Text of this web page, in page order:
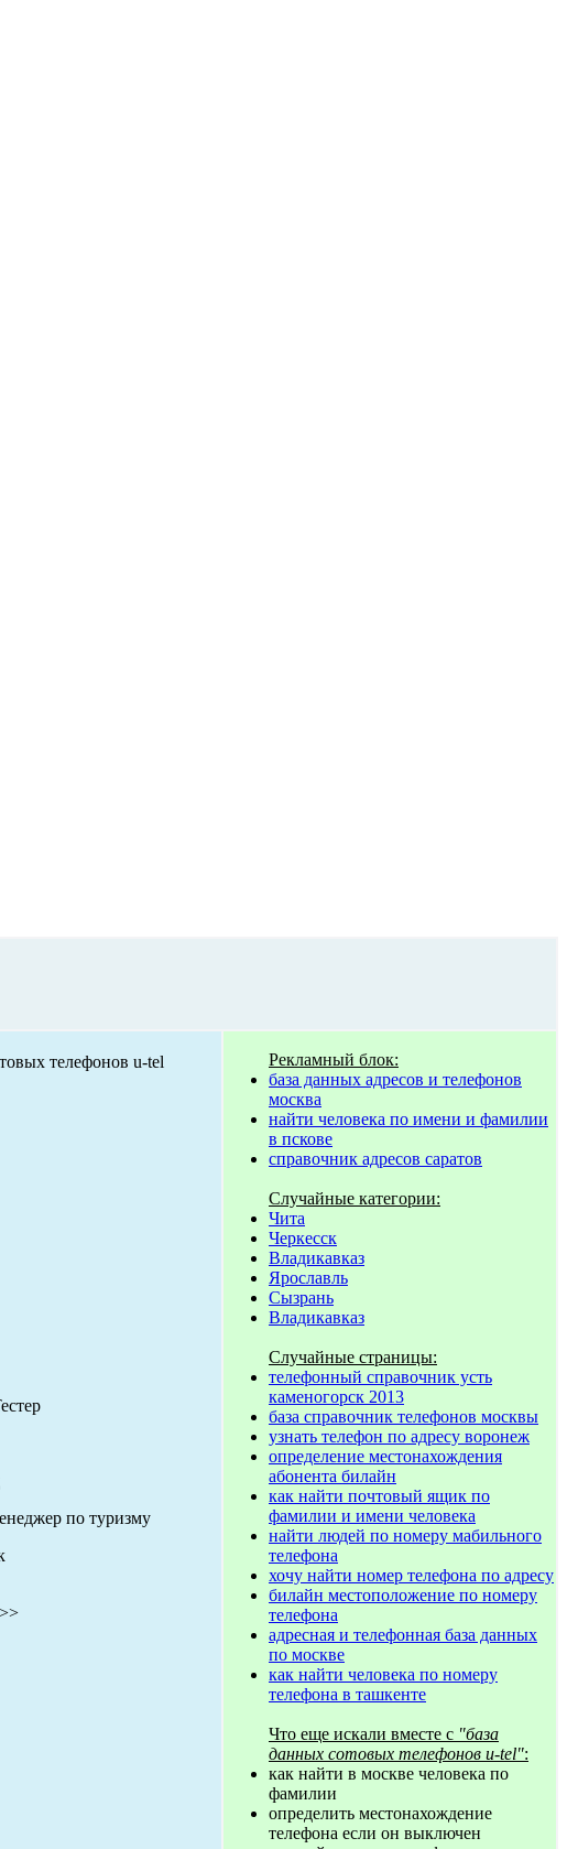
по туризму
Рекламный блок:
база данных адресов и телефонов
москва
найти человека по имени и фамилии
в пскове
справочник адресов саратов
Случайные категории:
Чита
Черкесск
Владикавказ
Ярославль
Сызрань
Владикавказ
Случайные страницы:
телефонный справочник усть
каменогорск 2013
база справочник телефонов москвы
узнать телефон по адресу воронеж
определение местонахождения
абонента билайн
как найти почтовый ящик по
фамилии и имени человека
найти людей по номеру мабильного
телефона
хочу найти номер телефона по адресу
билайн местоположение по номеру
телефона
адресная и телефонная база данных
по москве
как найти человека по номеру
телефона в ташкенте
Что еще искали вместе с "база
данных сотовых телефонов u-tel":
как найти в москве человека по
фамилии
определить местонахождение
телефона если он выключен